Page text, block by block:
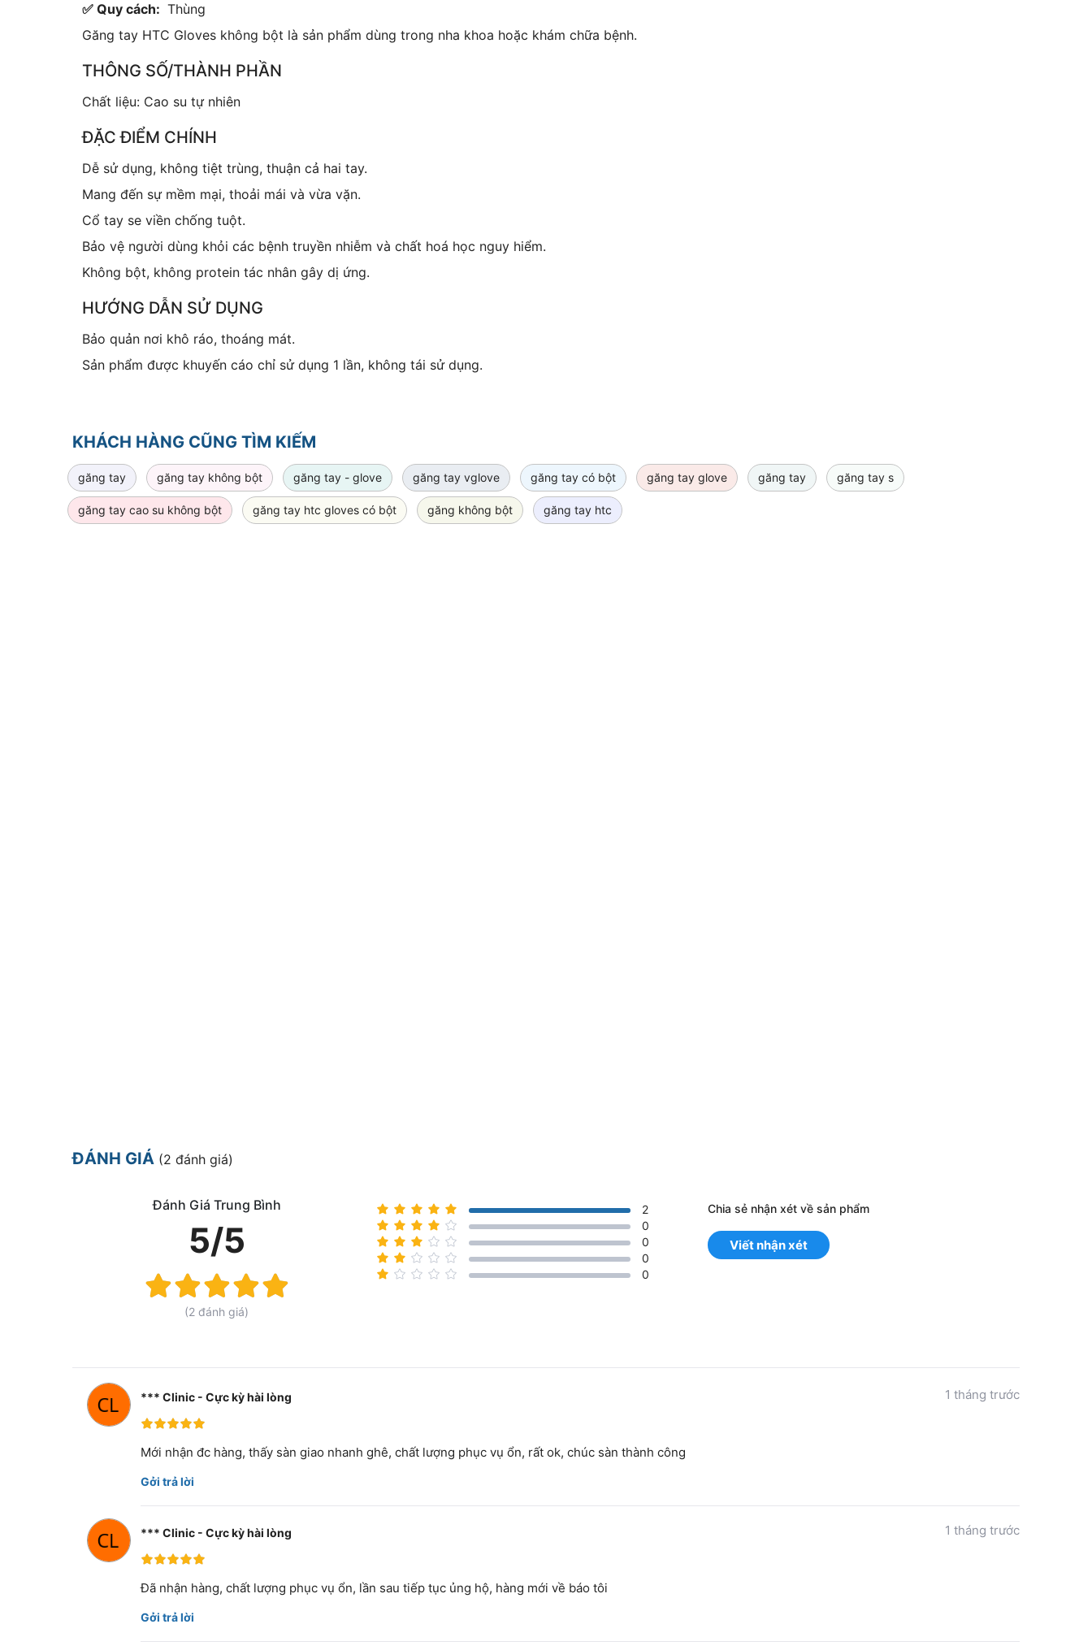
✅ Quy cách: Thùng
Găng tay HTC Gloves không bột là sản phẩm dùng trong nha khoa hoặc khám chữa bệnh.
THÔNG SỐ/THÀNH PHẦN
Chất liệu: Cao su tự nhiên
ĐẶC ĐIỂM CHÍNH
Dễ sử dụng, không tiệt trùng, thuận cả hai tay.
Mang đến sự mềm mại, thoải mái và vừa vặn.
Cổ tay se viền chống tuột.
Bảo vệ người dùng khỏi các bệnh truyền nhiễm và chất hoá học nguy hiểm.
Không bột, không protein tác nhân gây dị ứng.
HƯỚNG DẪN SỬ DỤNG
Bảo quản nơi khô ráo, thoáng mát.
Sản phẩm được khuyến cáo chỉ sử dụng 1 lần, không tái sử dụng.
KHÁCH HÀNG CŨNG TÌM KIẾM
găng tay găng tay không bột găng tay - glove găng tay vglove găng tay có bột găng tay glove găng tay găng tay s
găng tay cao su không bột găng tay htc gloves có bột găng không bột găng tay htc
ĐÁNH GIÁ (2 đánh giá)
Đánh Giá Trung Bình
5/5
(2 đánh giá)
2
0
0
0
0
Chia sẻ nhận xét về sản phẩm
Viết nhận xét
*** Clinic - Cực kỳ hài lòng 1 tháng trước
Mới nhận đc hàng, thấy sàn giao nhanh ghê, chất lượng phục vụ ổn, rất ok, chúc sàn thành công
Gởi trả lời
*** Clinic - Cực kỳ hài lòng 1 tháng trước
Đã nhận hàng, chất lượng phục vụ ổn, lần sau tiếp tục ủng hộ, hàng mới về báo tôi
Gởi trả lời